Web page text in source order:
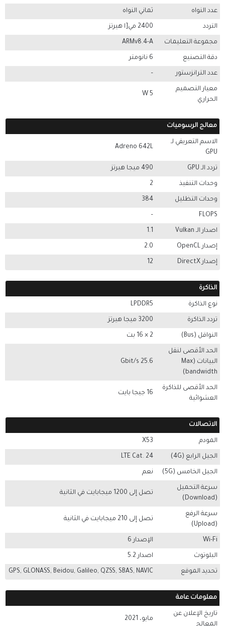
عدد النواه ثماني النواه
التردد 2400 مي[ا هيرتز
مجموعة التعليمات ARMv8.4-A
دقة التصنيع 6 نانومتر
عدد الترانزستور –
معيار التصميم
الحراري
5 W
معالج الرسوميات
الاسم التعريفي لـ
GPU
Adreno 642L
تردد الـ GPU 490 ميجا هيرتز
وحدات التنفيذ 2
وحدات التظليل 384
FLOPS
–
اصدار الـ Vulkan 1.1
إصدار OpenCL 2.0
إصدار DirectX 12
الذاكرة
نوع الذاكرة LPDDR5
تردد الذاكرة 3200 ميجا هيرتز
النواقل (Bus) 2 × 16 بت
الحد الأقصى لنقل
البيانات (Max
bandwidth)
25.6 Gbit/s
الحد الأقصى للذاكرة
العشوائية
16 جيجا بايت
الاتصالات
المودم X53
الجيل الرابع (4G) LTE Cat. 24
الجيل الخامس (5G) نعم
سرعة التحميل
(Download)
تصل إلى 1200 ميجابايت في الثانية
سرعة الرفع
(Upload)
تصل إلى 210 ميجابايت في الثانية
Wi-Fi الإصدار 6
البلوتوث اصدار 5.2
تحديد الموقع GPS, GLONASS, Beidou, Galileo, QZSS, SBAS, NAVIC
معلومات عامة
تاريخ الإعلان عن
المعالج
مايو، 2021